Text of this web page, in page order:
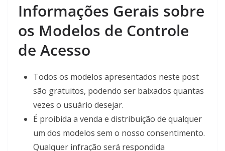
Informações Gerais sobre
os Modelos de Controle
de Acesso
Todos os modelos apresentados neste post
são gratuitos, podendo ser baixados quantas
vezes o usuário desejar.
É proibida a venda e distribuição de qualquer
um dos modelos sem o nosso consentimento.
Qualquer infração será respondida